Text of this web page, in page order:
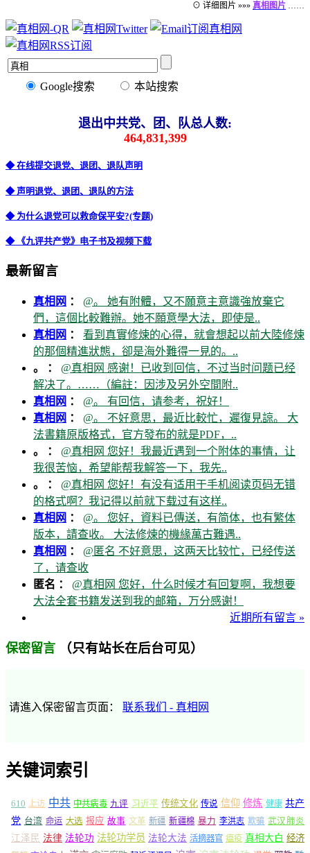
⊙ 详细图片 »»» 真相图片 ……
Google搜索 本站搜索
退出中共党、团、队总人数:
464,831,399
◆ 在线提交退党、退团、退队声明
◆ 声明退党、退团、退队的方法
◆ 为什么退党可以救命保平安?(专题)
◆ 《九评共产党》电子书及视频下载
最新留言
真相网 ： @。 她有附體，又不願意主意識強放棄它
們，這個比較難辦。她不願意學大法，即使是..
真相网 ： 看到真實修煉的心得，就會想起以前大陸修煉
的那個精進狀態，卻是海外難得一見的。..
。 ： @真相网 感谢！已收到回信，不过当时问题已经
解决了。……（編註：因涉及另外空間附..
真相网 ： @。 有回信，请参考，祝好！
真相网 ： @。 不好意思，最近比較忙，遲復見諒。 大
法書籍原版格式，官方發布的就是PDF，..
。 ： @真相网 您好！我最近遇到一个附体的事情，让
我很苦恼，希望能帮我解答一下，我先..
。 ： @真相网 您好！有没有适用于手机阅读页码无错
的格式啊？我记得以前就下载过有这样..
真相网 ： @。 您好，資料已傳送，有简体，也有繁体
版本，請查收。 大法修煉的機緣萬古難遇..
真相网 ： @匿名 不好意思，这两天比较忙，已经传送
了，请查收
匿名 ： @真相网 您好，什么时候才有回复啊，我想要
大法全套书籍发送到我的邮箱，万分感谢！
近期所有留言 »
保密留言 （只有站长在后台可见）
请進入保密留言页面： 联系我们 - 真相网
关键词索引
610 上访 中共 中共病毒 九评 习近平 传统文化 传说 信仰 修炼 健康 共产
党 台湾 命运 大选 报应 故事 文革 新疆 新疆棉 暴力 李洪志 欺骗 武汉肺炎
江泽民 法律 法轮功 法轮功学员 法轮大法 活摘器官 瘟疫 真相大白 经济